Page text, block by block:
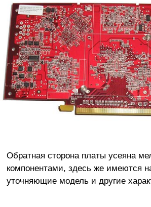
Обратная сторона платы усеяна
компонентами, здесь же имеются
уточняющие модель и другие